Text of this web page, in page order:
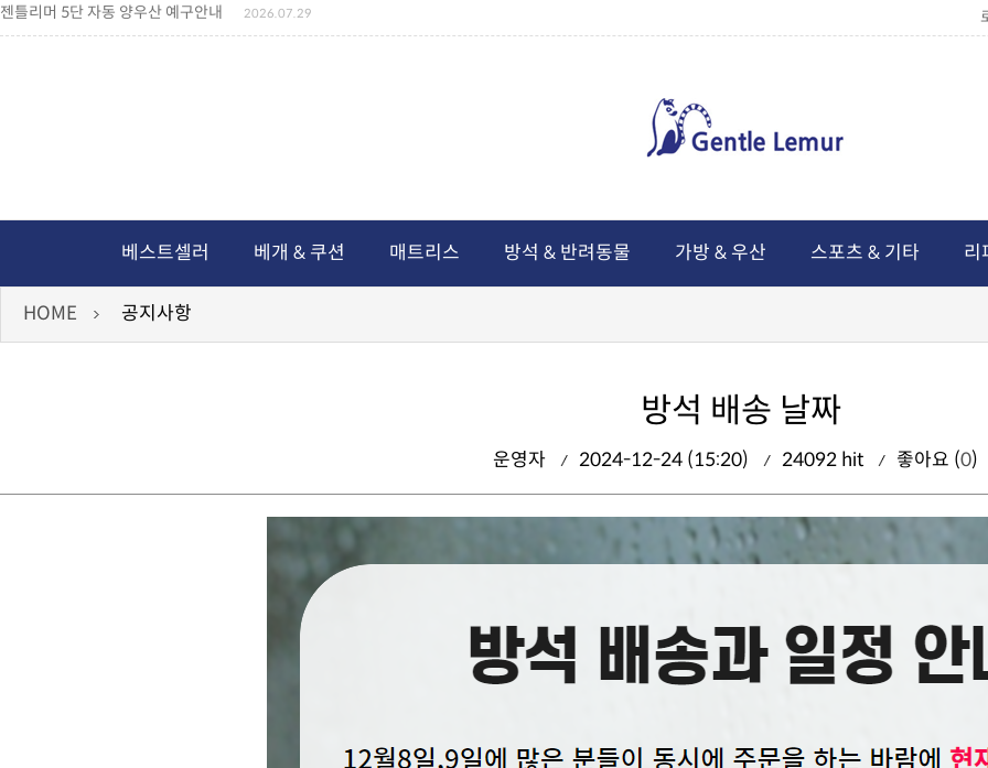
젠틀리머 5단 자동 양우산 예구안내 2026.07.29
젠틀리머 메모리제품 가격인상 안내 2026.07.27
독서쿠션 2차 예구안내 2026.08.04
베스트셀러 베개 & 쿠션 매트리스 방석 & 반려동물 가방 & 우산 스포츠 & 기타 리
HOME 공지사항
방석 배송 날짜
운영자 2024-12-24 (15:20) 24092 hit 좋아요 (0)